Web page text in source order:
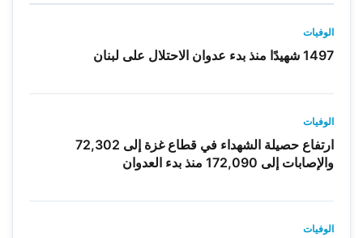
الوفيات
1497 شهيدًا منذ بدء عدوان الاحتلال على لبنان
الوفيات
ارتفاع حصيلة الشهداء في قطاع غزة إلى 72,302
والإصابات إلى 172,090 منذ بدء العدوان
الوفيات